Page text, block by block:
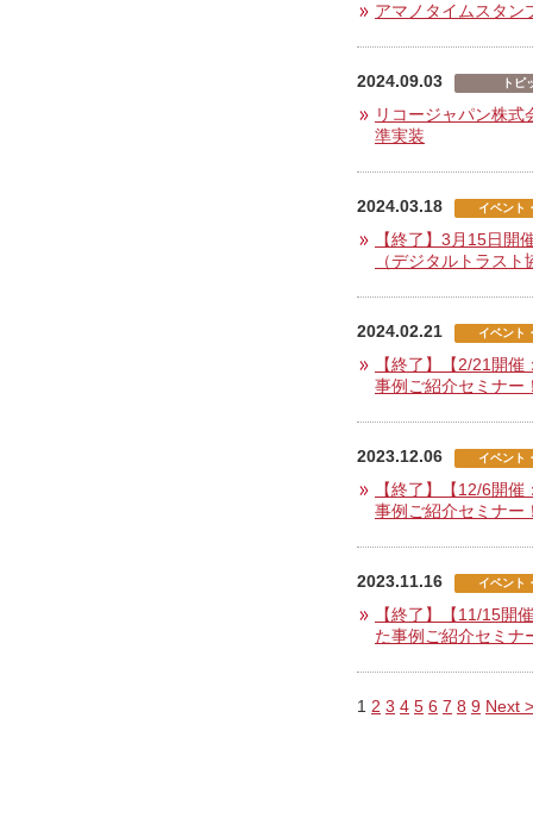
アマノタイムスタン
2024.09.03 トピ
リコージャパン株
準実装
2024.03.18 イベント
【終了】3月15日
（デジタルトラス
2024.02.21 イベント
【終了】【2/21開
事例ご紹介セミナー
2023.12.06 イベント
【終了】【12/6開
事例ご紹介セミナー
2023.11.16 イベント
【終了】【11/15開
た事例ご紹介セミナ
1 2 3 4 5 6 7 8 9 Next